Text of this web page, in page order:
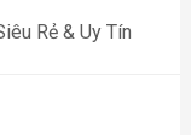
Rẻ & Uy Tín